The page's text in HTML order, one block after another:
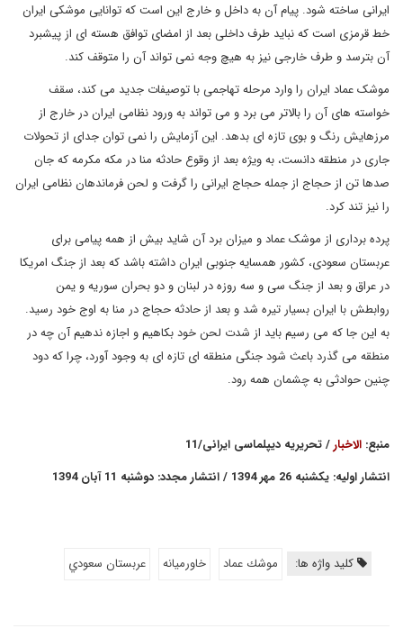
ایرانی ساخته شود. پیام آن به داخل و خارج این است که توانایی موشکی ایران
خط قرمزی است که نباید طرف داخلی بعد از امضای توافق هسته ای از پیشبرد
آن بترسد و طرف خارجی نیز به هیچ وجه نمی تواند آن را متوقف کند.
موشک عماد ایران را وارد مرحله تهاجمی با توصیفات جدید می کند، سقف
خواسته های آن را بالاتر می برد و می تواند به ورود نظامی ایران در خارج از
مرزهایش رنگ و بوی تازه ای بدهد. این آزمایش را نمی توان جدای از تحولات
جاری در منطقه دانست، به ویژه بعد از وقوع حادثه منا در مکه مکرمه که جان
صدها تن از حجاج از جمله حجاج ایرانی را گرفت و لحن فرماندهان نظامی ایران
را نیز تند کرد.
پرده برداری از موشک عماد و میزان برد آن شاید بیش از همه پیامی برای
عربستان سعودی، کشور همسایه جنوبی ایران داشته باشد که بعد از جنگ امریکا
در عراق و بعد از جنگ سی و سه روزه در لبنان و دو بحران سوریه و یمن
روابطش با ایران بسیار تیره شد و بعد از حادثه حجاج در منا به اوج خود رسید.
به این جا که می رسیم باید از شدت لحن خود بکاهیم و اجازه ندهیم آن چه در
منطقه می گذرد باعث شود جنگی منطقه ای تازه ای به وجود آورد، چرا که دود
چنین حوادثی به چشمان همه رود.
منبع: الاخبار/ تحریریه دیپلماسی ایرانی/11
انتشار اولیه: یکشنبه 26 مهر 1394 / انتشار مجدد: دوشنبه 11 آبان 1394
کلید واژه ها: موشك عماد خاورميانه عربستان سعودي